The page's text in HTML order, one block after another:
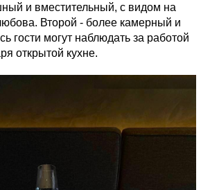
и вместительный, с видом на
Второй - более камерный и
гости могут наблюдать за работой
открытой кухне.